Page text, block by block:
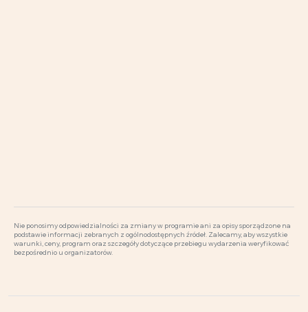
Nie ponosimy odpowiedzialności za zmiany w programie ani za opisy sporządzone na
podstawie informacji zebranych z ogólnodostępnych źródeł. Zalecamy, aby wszystkie
warunki, ceny, program oraz szczegóły dotyczące przebiegu wydarzenia weryfikować
bezpośrednio u organizatorów.